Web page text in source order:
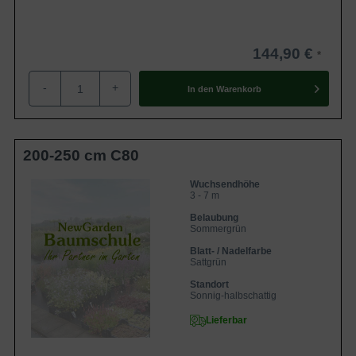
144,90 €
- + In den Warenkorb
200-250 cm C80
Wuchsendhöhe
3 - 7 m
Belaubung
Sommergrün
Blatt- / Nadelfarbe
Sattgrün
Standort
Sonnig-halbschattig
Lieferbar